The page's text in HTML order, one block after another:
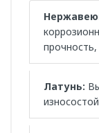
Латунь: